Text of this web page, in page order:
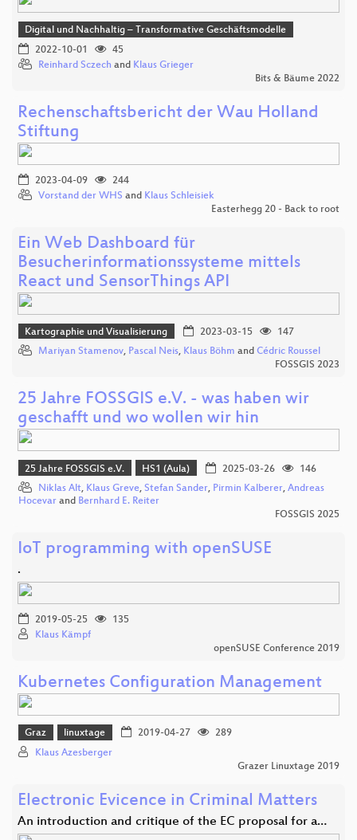
Digital und Nachhaltig – Transformative Geschäftsmodelle
2022-10-01
45
Reinhard Sczech and Klaus Grieger
Bits & Bäume 2022
Rechenschaftsbericht der Wau Holland
Stiftung
2023-04-09
244
Vorstand der WHS and Klaus Schleisiek
Easterhegg 20 - Back to root
Ein Web Dashboard für
Besucherinformationssysteme mittels
React und SensorThings API
Kartographie und Visualisierung 2023-03-15
147
Mariyan Stamenov, Pascal Neis, Klaus Böhm and Cédric Roussel
FOSSGIS 2023
25 Jahre FOSSGIS e.V. - was haben wir
geschafft und wo wollen wir hin
25 Jahre FOSSGIS e.V. HS1 (Aula) 2025-03-26
146
Niklas Alt, Klaus Greve, Stefan Sander, Pirmin Kalberer, Andreas
Hocevar and Bernhard E. Reiter
FOSSGIS 2025
IoT programming with openSUSE
.
2019-05-25
135
Klaus Kämpf
openSUSE Conference 2019
Kubernetes Configuration Management
Graz linuxtage 2019-04-27
289
Klaus Azesberger
Grazer Linuxtage 2019
Electronic Evicence in Criminal Matters
An introduction and critique of the EC proposal for a…